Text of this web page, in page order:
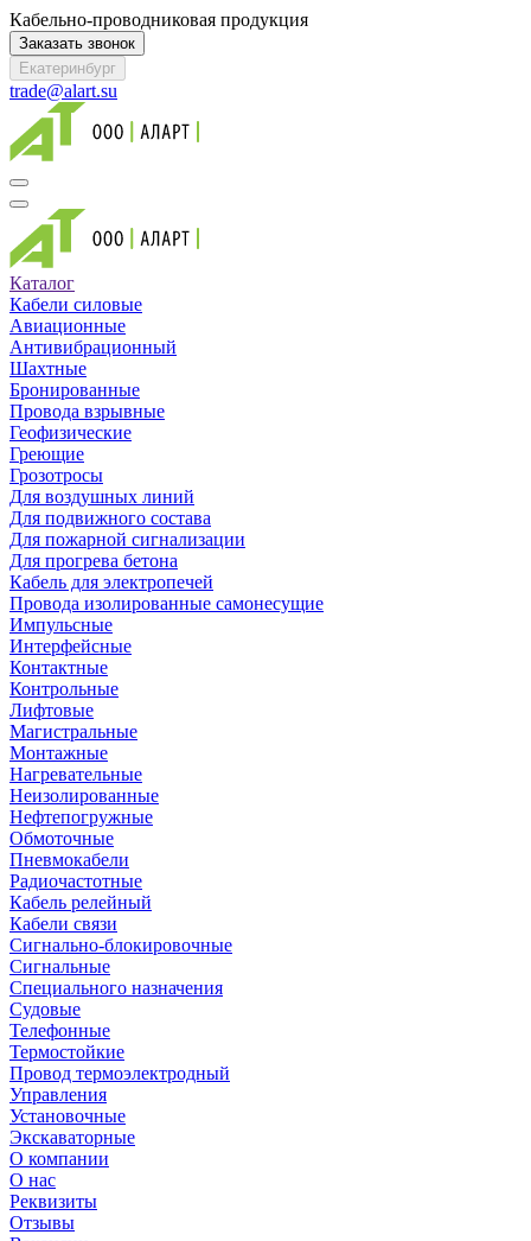
Кабельно-проводниковая продукция
Заказать звонок
Екатеринбург
trade@alart.su
Каталог
Кабели силовые
Авиационные
Антивибрационный
Шахтные
Бронированные
Провода взрывные
Геофизические
Греющие
Грозотросы
Для воздушных линий
Для подвижного состава
Для пожарной сигнализации
Для прогрева бетона
Кабель для электропечей
Провода изолированные самонесущие
Импульсные
Интерфейсные
Контактные
Контрольные
Лифтовые
Магистральные
Монтажные
Нагревательные
Неизолированные
Нефтепогружные
Обмоточные
Пневмокабели
Радиочастотные
Кабель релейный
Кабели связи
Сигнально-блокировочные
Сигнальные
Специального назначения
Судовые
Телефонные
Термостойкие
Провод термоэлектродный
Управления
Установочные
Экскаваторные
О компании
О нас
Реквизиты
Отзывы